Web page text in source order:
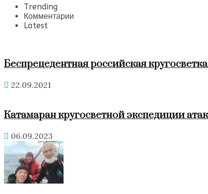
Trending
Комментарии
Latest
Беспрецедентная российская
22.09.2021
Катамаран кругосветной экспедиции
06.09.2023